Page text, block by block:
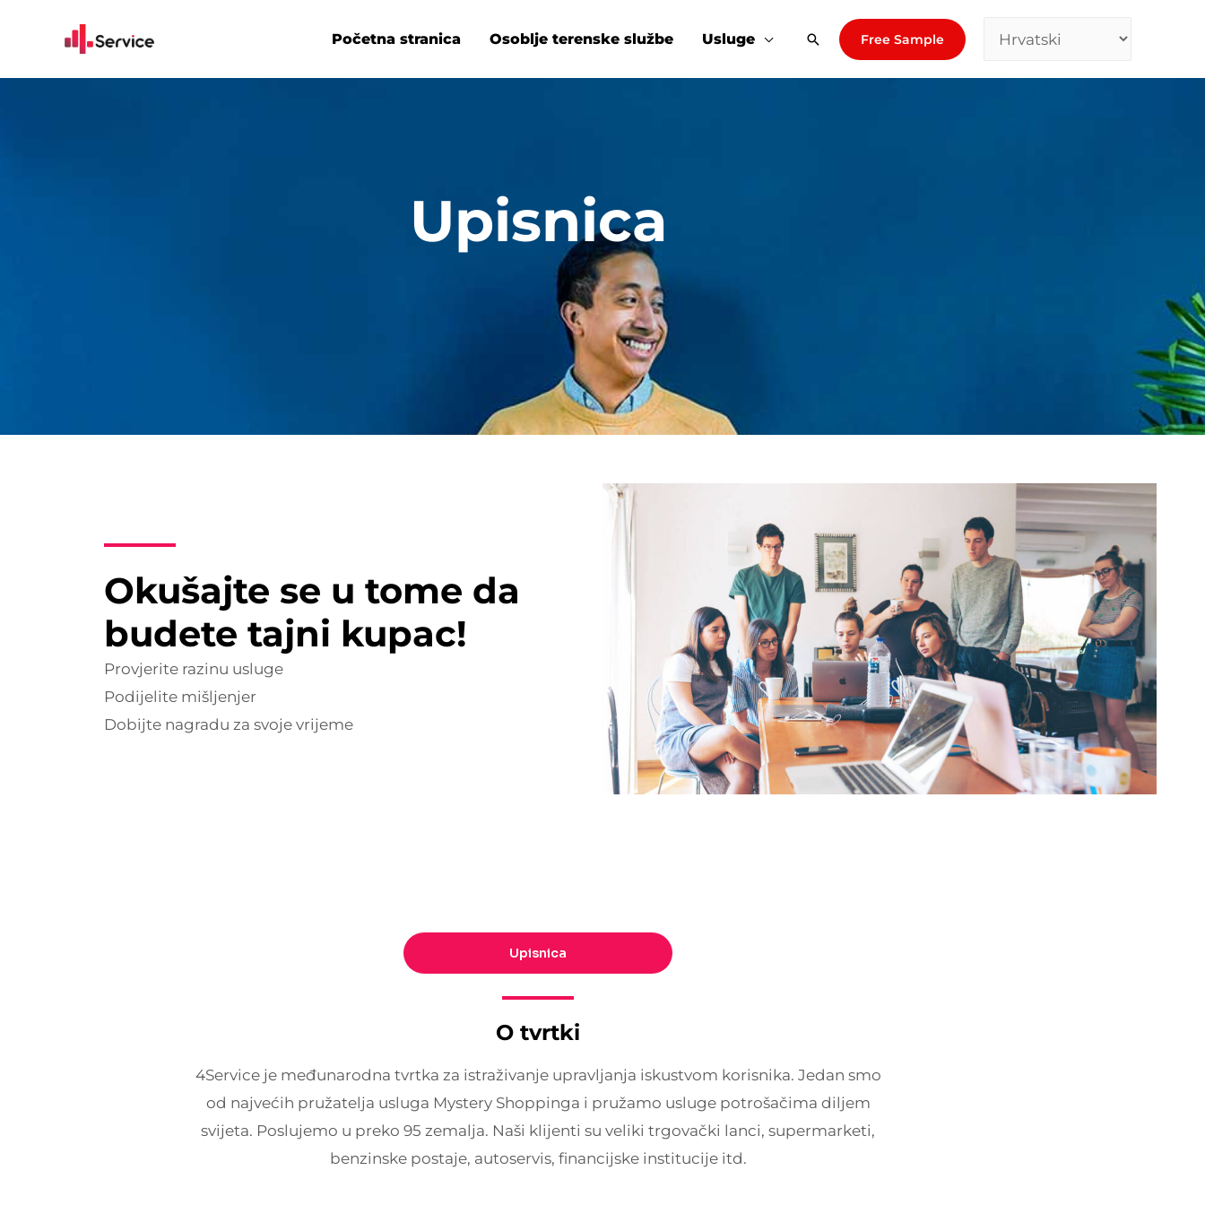
Početna stranica Osoblje terenske službe Usluge Free Sample
Upisnica
Okušajte se u tome da
budete tajni kupac!
Provjerite razinu usluge
Podijelite mišljenjer
Dobijte nagradu za svoje vrijeme
Upisnica
O tvrtki
4Service je međunarodna tvrtka za istraživanje upravljanja iskustvom korisnika. Jedan smo
od najvećih pružatelja usluga Mystery Shoppinga i pružamo usluge potrošačima diljem
svijeta. Poslujemo u preko 95 zemalja. Naši klijenti su veliki trgovački lanci, supermarketi,
benzinske postaje, autoservis, financijske institucije itd.